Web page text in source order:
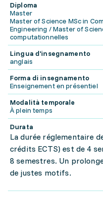
Diploma
Master
Master of Science MSc in
Engineering / Master of
computationnelles
Lingua d'insegnamento
anglais
Forma di insegnamento
Enseignement en présentiel
Modalità temporale
À plein temps
Durata
La durée réglementaire
crédits ECTS) est de 4
8 semestres. Un
de justes motifs.